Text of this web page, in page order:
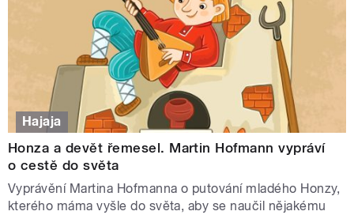
Hajaja
Honza a devět řemesel. Martin Hofmann vypráví
o cestě do světa
Vyprávění Martina Hofmanna o putování mladého Honzy,
kterého máma vyšle do světa, aby se naučil nějakému